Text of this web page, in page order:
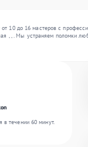
до 16 мастеров с
, , . Мы устраняем поломки
в течении 60 минут.